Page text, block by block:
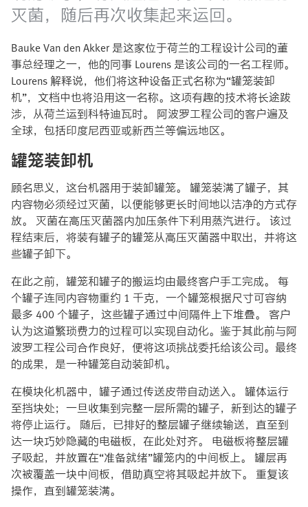
灭菌，随后再次收集起来运回。
Bauke Van den Akker 是这家位于荷兰的工程设计公司的董
事总经理之一，他的同事 Lourens 是该公司的一名工程师。
Lourens 解释说，他们将这种设备正式名称为“罐笼装卸
机”，文档中也将沿用这一名称。这项有趣的技术将长途跋
涉，从荷兰运到科特迪瓦时。 阿波罗工程公司的客户遍及
全球，包括印度尼西亚或新西兰等偏远地区。
罐笼装卸机
顾名思义，这台机器用于装卸罐笼。 罐笼装满了罐子，其
内容物必须经过灭菌，以便能够更长时间地以洁净的方式存
放。 灭菌在高压灭菌器内加压条件下利用蒸汽进行。 该过
程结束后，将装有罐子的罐笼从高压灭菌器中取出，并将这
些罐子卸下。
在此之前，罐笼和罐子的搬运均由最终客户手工完成。 每
个罐子连同内容物重约 1 千克，一个罐笼根据尺寸可容纳
最多 400 个罐子，这些罐子通过中间隔件上下堆叠。 客户
认为这道繁琐费力的过程可以实现自动化。鉴于其此前与阿
波罗工程公司合作良好，便将这项挑战委托给该公司。最终
的成果，是一种罐笼自动装卸机。
在模块化机器中，罐子通过传送皮带自动送入。 罐体运行
至挡块处；一旦收集到完整一层所需的罐子，新到达的罐子
将停止运行。 随后，已排好的整层罐子继续输送，直至到
达一块巧妙隐藏的电磁板，在此处对齐。 电磁板将整层罐
子吸起，并放置在“准备就绪”罐笼内的中间板上。 罐层再
次被覆盖一块中间板，借助真空将其吸起并放下。 重复该
操作，直到罐笼装满。